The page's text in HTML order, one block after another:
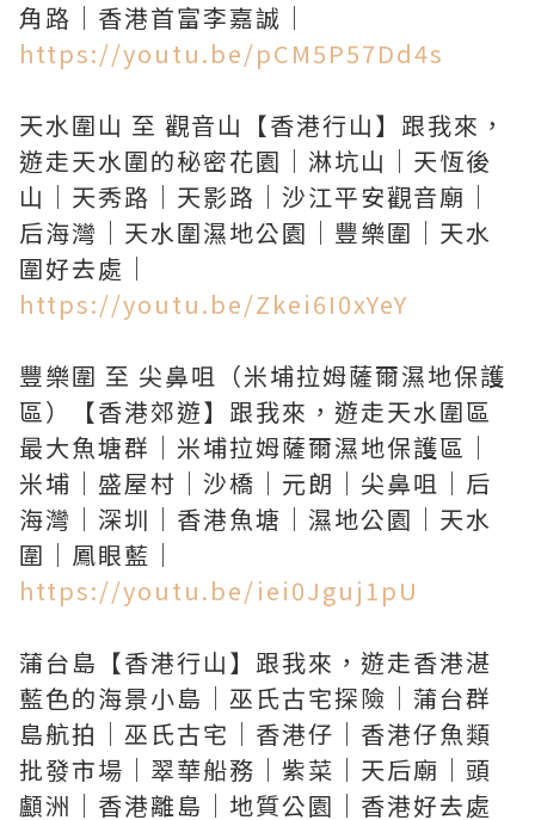
https://youtu.be/pCM5P57Dd4s
天水圍山 至 觀音山【香港行山】跟我來，
遊走天水圍的秘密花園｜淋坑山｜天恆後
山｜天秀路｜天影路｜沙江平安觀音廟｜
后海灣｜天水圍濕地公園｜豐樂圍｜天水
https://youtu.be/Zkei6I0xYeY
豐樂圍 至 尖鼻咀（米埔拉姆薩爾濕地保護
區）【香港郊遊】跟我來，遊走天水圍區
最大魚塘群｜米埔拉姆薩爾濕地保護區｜
米埔｜盛屋村｜沙橋｜元朗｜尖鼻咀｜后
海灣｜深圳｜香港魚塘｜濕地公園｜天水
https://youtu.be/iei0Jguj1pU
蒲台島【香港行山】跟我來，遊走香港湛
藍色的海景小島｜巫氏古宅探險｜蒲台群
島航拍｜巫氏古宅｜香港仔｜香港仔魚類
批發市場｜翠華船務｜紫菜｜天后廟｜頭